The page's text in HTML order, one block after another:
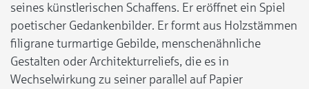
seines künstlerischen Schaffens. Er eröffnet ein Spiel
poetischer Gedankenbilder. Er formt aus Holzstämmen
filigrane turmartige Gebilde, menschenähnliche
Gestalten oder Architekturreliefs, die es in
Wechselwirkung zu seiner parallel auf Papier